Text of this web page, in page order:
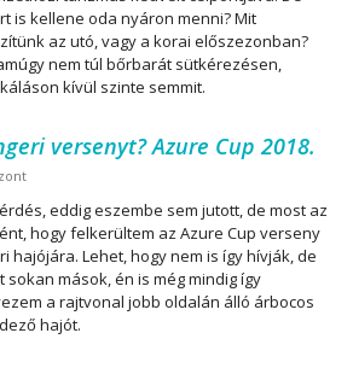
is kellene oda nyáron menni? Mit
az utó, vagy a korai előszezonban?
nem túl bőrbarát sütkérezésen,
kívül szinte semmit.
versenyt? Azure Cup 2018.
eddig eszembe sem jutott, de most az
hogy felkerültem az Azure Cup verseny
hajójára. Lehet, hogy nem is így hívják, de
sokan mások, én is még mindig így
a rajtvonal jobb oldalán álló árbocos
hajót.